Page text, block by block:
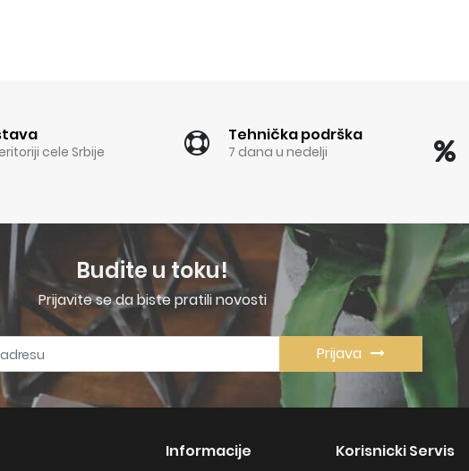
cele Srbije
Tehnička podrška
7 dana u nedelji
Budite u toku!
Prijavite se da biste pratili novosti
Prijava
Informacije Korisnicki Servis